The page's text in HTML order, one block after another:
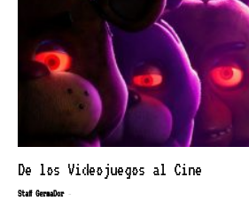
De los Videojuegos al Cine
Staff GermaDor -